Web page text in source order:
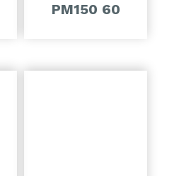
PM150 60